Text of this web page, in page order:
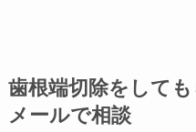
歯根端切除をして
メールで相談